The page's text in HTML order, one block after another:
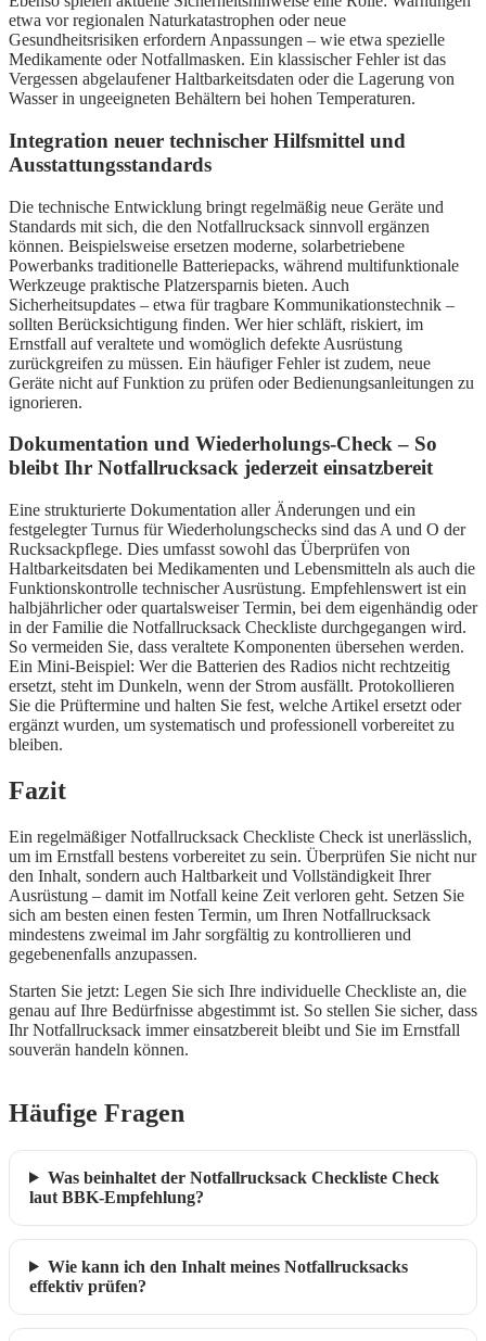
etwa vor regionalen Naturkatastrophen oder neue
Gesundheitsrisiken erfordern Anpassungen – wie etwa spezielle
Medikamente oder Notfallmasken. Ein klassischer Fehler ist das
Vergessen abgelaufener Haltbarkeitsdaten oder die Lagerung von
Wasser in ungeeigneten Behältern bei hohen Temperaturen.
Integration neuer technischer Hilfsmittel und
Ausstattungsstandards
Die technische Entwicklung bringt regelmäßig neue Geräte und
Standards mit sich, die den Notfallrucksack sinnvoll ergänzen
können. Beispielsweise ersetzen moderne, solarbetriebene
Powerbanks traditionelle Batteriepacks, während multifunktionale
Werkzeuge praktische Platzersparnis bieten. Auch
Sicherheitsupdates – etwa für tragbare Kommunikationstechnik –
sollten Berücksichtigung finden. Wer hier schläft, riskiert, im
Ernstfall auf veraltete und womöglich defekte Ausrüstung
zurückgreifen zu müssen. Ein häufiger Fehler ist zudem, neue
Geräte nicht auf Funktion zu prüfen oder Bedienungsanleitungen zu
ignorieren.
Dokumentation und Wiederholungs-Check – So
bleibt Ihr Notfallrucksack jederzeit einsatzbereit
Eine strukturierte Dokumentation aller Änderungen und ein
festgelegter Turnus für Wiederholungschecks sind das A und O der
Rucksackpflege. Dies umfasst sowohl das Überprüfen von
Haltbarkeitsdaten bei Medikamenten und Lebensmitteln als auch die
Funktionskontrolle technischer Ausrüstung. Empfehlenswert ist ein
halbjährlicher oder quartalsweiser Termin, bei dem eigenhändig oder
in der Familie die Notfallrucksack Checkliste durchgegangen wird.
So vermeiden Sie, dass veraltete Komponenten übersehen werden.
Ein Mini-Beispiel: Wer die Batterien des Radios nicht rechtzeitig
ersetzt, steht im Dunkeln, wenn der Strom ausfällt. Protokollieren
Sie die Prüftermine und halten Sie fest, welche Artikel ersetzt oder
ergänzt wurden, um systematisch und professionell vorbereitet zu
bleiben.
Fazit
Ein regelmäßiger Notfallrucksack Checkliste Check ist unerlässlich,
um im Ernstfall bestens vorbereitet zu sein. Überprüfen Sie nicht nur
den Inhalt, sondern auch Haltbarkeit und Vollständigkeit Ihrer
Ausrüstung – damit im Notfall keine Zeit verloren geht. Setzen Sie
sich am besten einen festen Termin, um Ihren Notfallrucksack
mindestens zweimal im Jahr sorgfältig zu kontrollieren und
gegebenenfalls anzupassen.
Starten Sie jetzt: Legen Sie sich Ihre individuelle Checkliste an, die
genau auf Ihre Bedürfnisse abgestimmt ist. So stellen Sie sicher, dass
Ihr Notfallrucksack immer einsatzbereit bleibt und Sie im Ernstfall
souverän handeln können.
Häufige Fragen
Was beinhaltet der Notfallrucksack Checkliste Check
laut BBK-Empfehlung?
Wie kann ich den Inhalt meines Notfallrucksacks
effektiv prüfen?